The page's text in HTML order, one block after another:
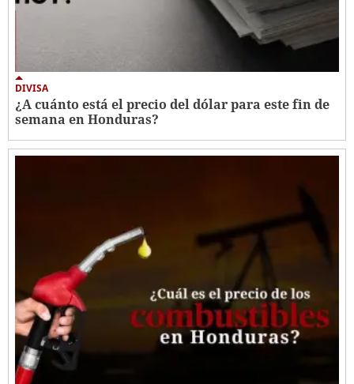
DIVISA
¿A cuánto está el precio del dólar para este fin de
semana en Honduras?